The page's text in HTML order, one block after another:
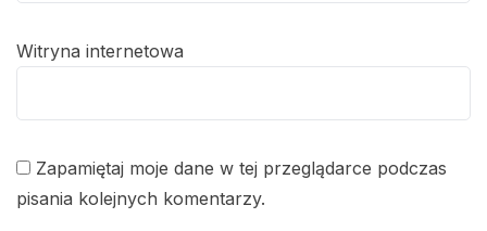
Witryna internetowa
Zapamiętaj moje dane w tej przeglądarce podczas
pisania kolejnych komentarzy.